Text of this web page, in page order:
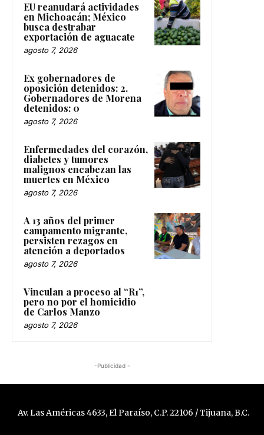
EU reanudará actividades
en Michoacán; México
busca destrabar
exportación de aguacate
agosto 7, 2026
Ex gobernadores de
oposición detenidos: 2.
Gobernadores de Morena
detenidos: 0
agosto 7, 2026
Enfermedades del corazón,
diabetes y tumores
malignos encabezan las
muertes en México
agosto 7, 2026
A 13 años del primer
campamento migrante,
persisten rezagos en
atención a deportados
agosto 7, 2026
Vinculan a proceso al “R1”,
pero no por el homicidio
de Carlos Manzo
agosto 7, 2026
-Publicidad -
Av. Las Américas 4633, El Paraíso, C.P. 22106 / Tijuana, B.C.